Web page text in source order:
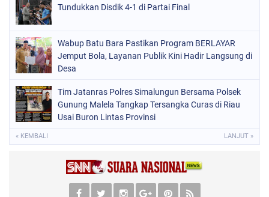
Tundukkan Disdik 4-1 di Partai Final
Wabup Batu Bara Pastikan Program BERLAYAR
Jemput Bola, Layanan Publik Kini Hadir Langsung di
Desa
Tim Jatanras Polres Simalungun Bersama Polsek
Gunung Malela Tangkap Tersangka Curas di Riau
Usai Buron Lintas Provinsi
« KEMBALI LANJUT »